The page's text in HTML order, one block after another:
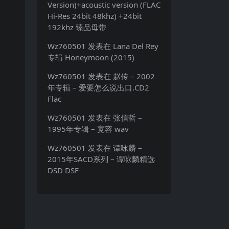
Version)+acoustic version (FLAC
Hi-Res 24bit 48khz) +24bit
192khz 臻品母带
Wz760501 发表在 Lana Del Rey
专辑 Honeymoon (2015)
Wz760501 发表在 赵传 – 2002
年专辑 – 爱要怎么说出口.CD2
Flac
Wz760501 发表在 张信哲 –
1995年专辑 – 宽容 wav
Wz760501 发表在 谭咏麟 –
2015年SACD系列 – 谭咏麟精选
DSD DSF